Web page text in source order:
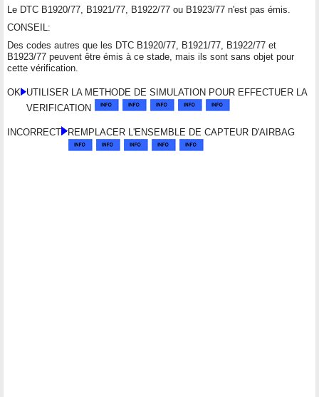
Le DTC B1920/77, B1921/77, B1922/77 ou B1923/77 n'est pas émis.
CONSEIL:
Des codes autres que les DTC B1920/77, B1921/77, B1922/77 et
B1923/77 peuvent être émis à ce stade, mais ils sont sans objet pour
cette vérification.
OK UTILISER LA METHODE DE SIMULATION POUR EFFECTUER LA
VERIFICATION
INCORRECT REMPLACER L'ENSEMBLE DE CAPTEUR D'AIRBAG